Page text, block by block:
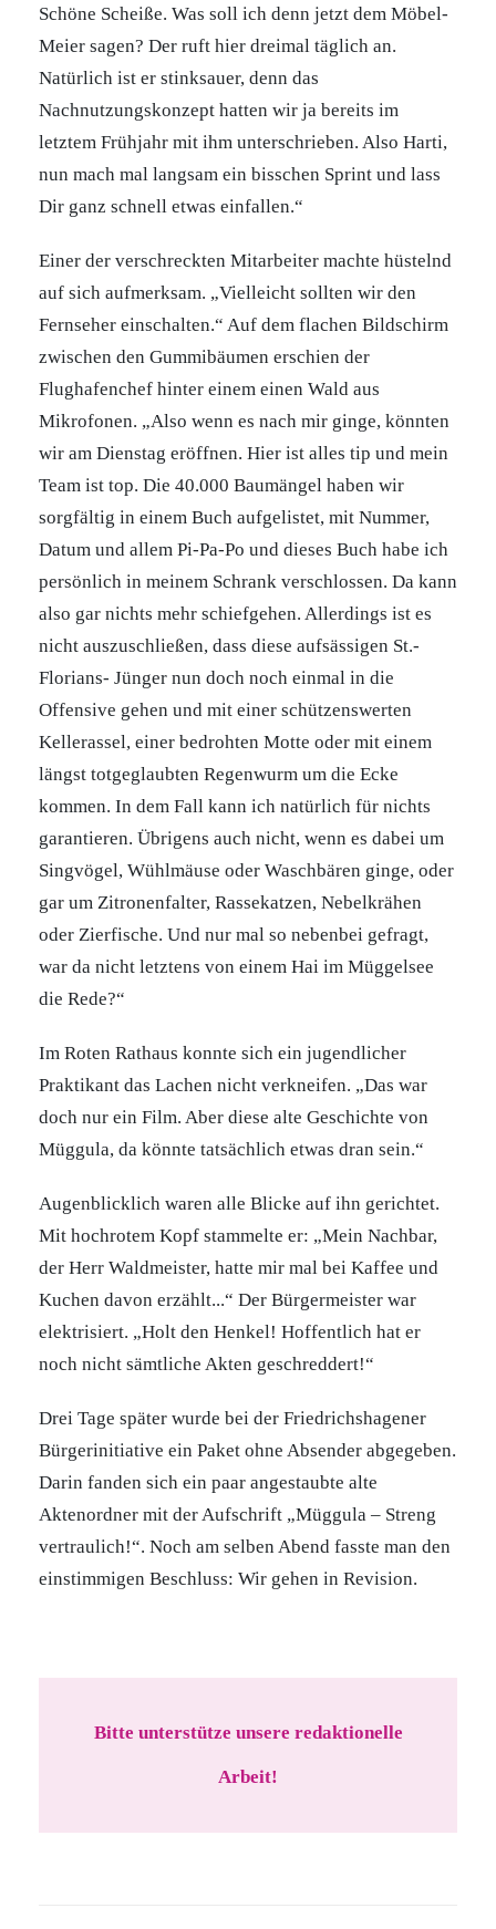
Schöne Scheiße. Was soll ich denn jetzt dem Möbel-
Meier sagen? Der ruft hier dreimal täglich an.
Natürlich ist er stinksauer, denn das
Nachnutzungskonzept hatten wir ja bereits im
letztem Frühjahr mit ihm unterschrieben. Also Harti,
nun mach mal langsam ein bisschen Sprint und lass
Dir ganz schnell etwas einfallen.“
Einer der verschreckten Mitarbeiter machte hüstelnd
auf sich aufmerksam. „Vielleicht sollten wir den
Fernseher einschalten.“ Auf dem flachen Bildschirm
zwischen den Gummibäumen erschien der
Flughafenchef hinter einem einen Wald aus
Mikrofonen. „Also wenn es nach mir ginge, könnten
wir am Dienstag eröffnen. Hier ist alles tip und mein
Team ist top. Die 40.000 Baumängel haben wir
sorgfältig in einem Buch aufgelistet, mit Nummer,
Datum und allem Pi-Pa-Po und dieses Buch habe ich
persönlich in meinem Schrank verschlossen. Da kann
also gar nichts mehr schiefgehen. Allerdings ist es
nicht auszuschließen, dass diese aufsässigen St.-
Florians- Jünger nun doch noch einmal in die
Offensive gehen und mit einer schützenswerten
Kellerassel, einer bedrohten Motte oder mit einem
längst totgeglaubten Regenwurm um die Ecke
kommen. In dem Fall kann ich natürlich für nichts
garantieren. Übrigens auch nicht, wenn es dabei um
Singvögel, Wühlmäuse oder Waschbären ginge, oder
gar um Zitronenfalter, Rassekatzen, Nebelkrähen
oder Zierfische. Und nur mal so nebenbei gefragt,
war da nicht letztens von einem Hai im Müggelsee
die Rede?“
Im Roten Rathaus konnte sich ein jugendlicher
Praktikant das Lachen nicht verkneifen. „Das war
doch nur ein Film. Aber diese alte Geschichte von
Müggula, da könnte tatsächlich etwas dran sein.“
Augenblicklich waren alle Blicke auf ihn gerichtet.
Mit hochrotem Kopf stammelte er: „Mein Nachbar,
der Herr Waldmeister, hatte mir mal bei Kaffee und
Kuchen davon erzählt...“ Der Bürgermeister war
elektrisiert. „Holt den Henkel! Hoffentlich hat er
noch nicht sämtliche Akten geschreddert!“
Drei Tage später wurde bei der Friedrichshagener
Bürgerinitiative ein Paket ohne Absender abgegeben.
Darin fanden sich ein paar angestaubte alte
Aktenordner mit der Aufschrift „Müggula – Streng
vertraulich!“. Noch am selben Abend fasste man den
einstimmigen Beschluss: Wir gehen in Revision.
Bitte unterstütze unsere redaktionelle
Arbeit!